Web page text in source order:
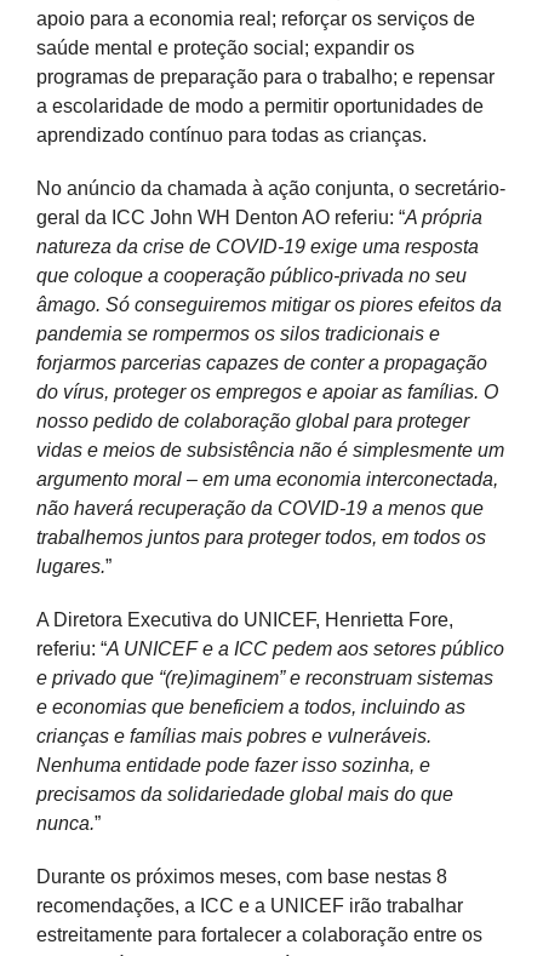
apoio para a economia real; reforçar os serviços de
saúde mental e proteção social; expandir os
programas de preparação para o trabalho; e repensar
a escolaridade de modo a permitir oportunidades de
aprendizado contínuo para todas as crianças.
No anúncio da chamada à ação conjunta, o secretário-
geral da ICC John WH Denton AO referiu: “A própria
natureza da crise de COVID-19 exige uma resposta
que coloque a cooperação público-privada no seu
âmago. Só conseguiremos mitigar os piores efeitos da
pandemia se rompermos os silos tradicionais e
forjarmos parcerias capazes de conter a propagação
do vírus, proteger os empregos e apoiar as famílias. O
nosso pedido de colaboração global para proteger
vidas e meios de subsistência não é simplesmente um
argumento moral – em uma economia interconectada,
não haverá recuperação da COVID-19 a menos que
trabalhemos juntos para proteger todos, em todos os
lugares.”
A Diretora Executiva do UNICEF, Henrietta Fore,
referiu: “A UNICEF e a ICC pedem aos setores público
e privado que “(re)imaginem” e reconstruam sistemas
e economias que beneficiem a todos, incluindo as
crianças e famílias mais pobres e vulneráveis.
Nenhuma entidade pode fazer isso sozinha, e
precisamos da solidariedade global mais do que
nunca.”
Durante os próximos meses, com base nestas 8
recomendações, a ICC e a UNICEF irão trabalhar
estreitamente para fortalecer a colaboração entre os